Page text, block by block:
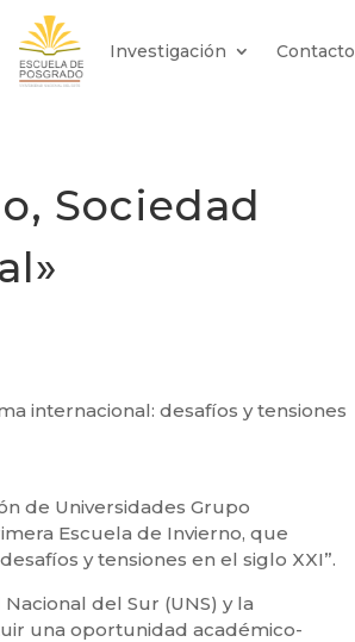
Investigación Contacto
Sociedad
internacional: desafíos y tensiones
de Universidades Grupo
Escuela de Invierno, que
y tensiones en el siglo XXI”.
del Sur (UNS) y la
una oportunidad académico-